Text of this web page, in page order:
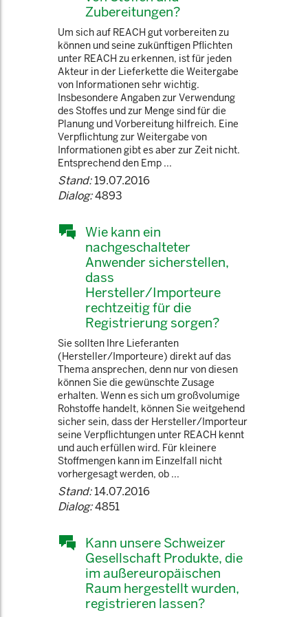
Zubereitungen?
Um sich auf REACH gut vorbereiten zu
können und seine zukünftigen Pflichten
unter REACH zu erkennen, ist für jeden
Akteur in der Lieferkette die Weitergabe
von Informationen sehr wichtig.
Insbesondere Angaben zur Verwendung
des Stoffes und zur Menge sind für die
Planung und Vorbereitung hilfreich. Eine
Verpflichtung zur Weitergabe von
Informationen gibt es aber zur Zeit nicht.
Entsprechend den Emp ...
Stand:19.07.2016
Dialog:4893
Wie kann ein
nachgeschalteter
Anwender sicherstellen,
dass
Hersteller/Importeure
rechtzeitig für die
Registrierung sorgen?
Sie sollten Ihre Lieferanten
(Hersteller/Importeure) direkt auf das
Thema ansprechen, denn nur von diesen
können Sie die gewünschte Zusage
erhalten. Wenn es sich um großvolumige
Rohstoffe handelt, können Sie weitgehend
sicher sein, dass der Hersteller/Importeur
seine Verpflichtungen unter REACH kennt
und auch erfüllen wird. Für kleinere
Stoffmengen kann im Einzelfall nicht
vorhergesagt werden, ob ...
Stand:14.07.2016
Dialog:4851
Kann unsere Schweizer
Gesellschaft Produkte, die
im außereuropäischen
Raum hergestellt wurden,
registrieren lassen?